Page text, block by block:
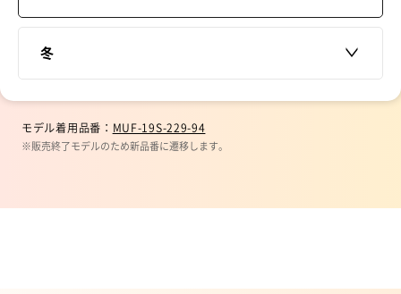
冬
モデル着用品番： MUF-19S-229-94
※販売終了モデルのため新品番に遷移します。